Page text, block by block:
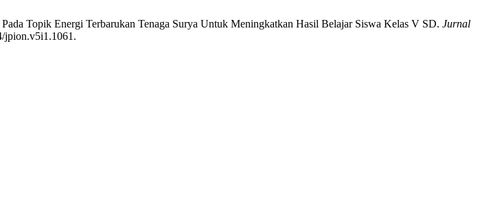
Topik Energi Terbarukan Tenaga Surya Untuk Meningkatkan Hasil Belajar Siswa Kelas V SD. Jurnal
jpion.v5i1.1061.